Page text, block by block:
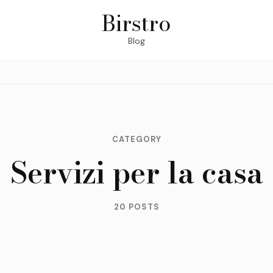
Birstro
Blog
CATEGORY
Servizi per la casa
20 POSTS